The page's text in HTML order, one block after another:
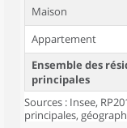
Maison
Appartement
Ensemble des
principales
Sources : Insee,
principales,